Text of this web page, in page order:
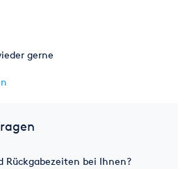
gerne
Rückgabezeiten bei Ihnen?